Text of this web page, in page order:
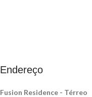
Endereço
Fusion Residence - Térreo